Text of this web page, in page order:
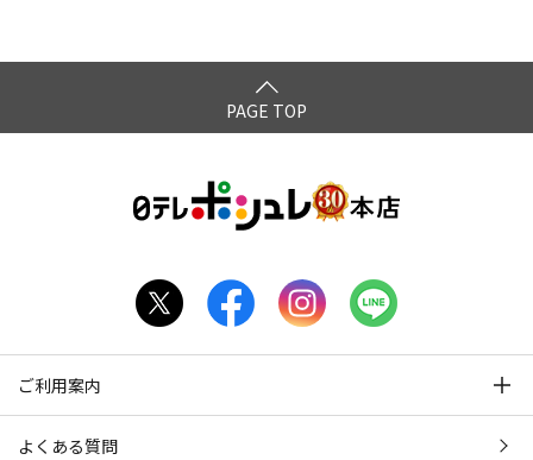
PAGE TOP
ご利用案内
よくある質問